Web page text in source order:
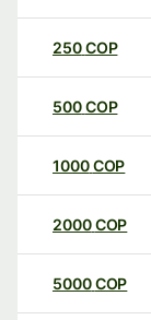
250COP
500COP
1000COP
2000COP
5000COP